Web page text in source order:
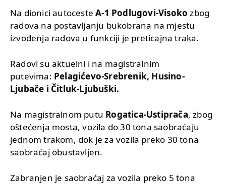
Na dionici autocesteA-1 Podlugovi-Visoko zbog
radova na postavljanju bukobrana na mjestu
izvođenja radova u funkciji je preticajna traka.
Radovi su aktuelni i na magistralnim
putevima: Pelagićevo-Srebrenik, Husino-
Ljubače i Čitluk-Ljubuški.
Na magistralnom putu Rogatica-Ustiprača, zbog
oštećenja mosta, vozila do 30 tona saobraćaju
jednom trakom, dok je za vozila preko 30 tona
saobraćaj obustavljen.
Zabranjen je saobraćaj za vozila preko 5 tona